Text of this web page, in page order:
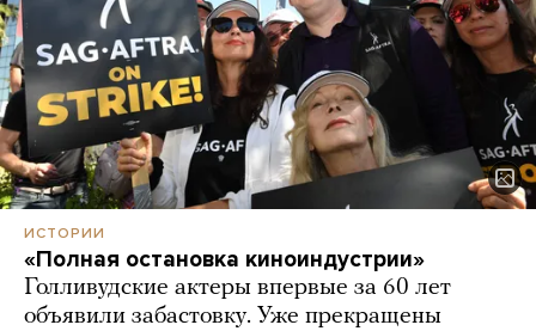
ИСТОРИИ
«Полная остановка киноиндустрии»
Голливудские актеры впервые за 60 лет
объявили забастовку. Уже прекращены